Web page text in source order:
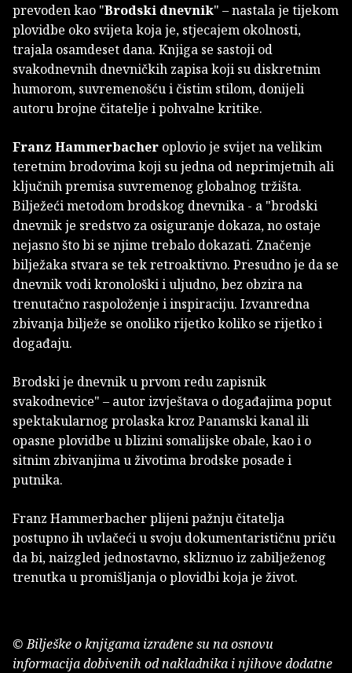
prevoden kao "Brodski dnevnik" – nastala je tijekom
plovidbe oko svijeta koja je, stjecajem okolnosti,
trajala osamdeset dana. Knjiga se sastoji od
svakodnevnih dnevničkih zapisa koji su diskretnim
humorom, suvremenošću i čistim stilom, donijeli
autoru brojne čitatelje i pohvalne kritike.
Franz Hammerbacher oplovio je svijet na velikim
teretnim brodovima koji su jedna od neprimjetnih ali
ključnih premisa suvremenog globalnog tržišta.
Bilježeći metodom brodskog dnevnika - a "brodski
dnevnik je sredstvo za osiguranje dokaza, no ostaje
nejasno što bi se njime trebalo dokazati. Značenje
bilježaka stvara se tek retroaktivno. Presudno je da se
dnevnik vodi kronološki i uljudno, bez obzira na
trenutačno raspoloženje i inspiraciju. Izvanredna
zbivanja bilježe se onoliko rijetko koliko se rijetko i
događaju.
Brodski je dnevnik u prvom redu zapisnik
svakodnevice" – autor izvještava o događajima poput
spektakularnog prolaska kroz Panamski kanal ili
opasne plovidbe u blizini somalijske obale, kao i o
sitnim zbivanjima u životima brodske posade i
putnika.
Franz Hammerbacher plijeni pažnju čitatelja
postupno ih uvlačeći u svoju dokumentarističnu priču
da bi, naizgled jednostavno, skliznuo iz zabilježenog
trenutka u promišljanja o plovidbi koja je život.
© Bilješke o knjigama izrađene su na osnovu
informacija dobivenih od nakladnika i njihove dodatne